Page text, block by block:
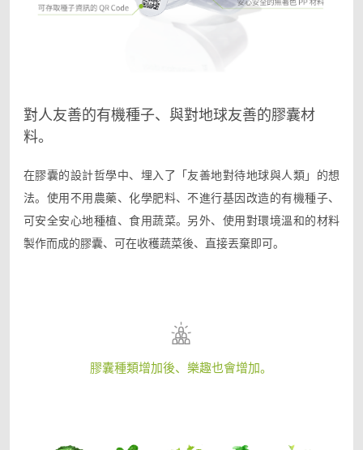
對人友善的有機種子、與對地球友善的膠囊材
料。
在膠囊的設計哲學中、埋入了「友善地對待地球與人類」的想
法。 使用不用農藥、化學肥料、不進行基因改造的有機種子、
可安全安心地種植、食用蔬菜。 另外、使用對環境溫和的材料
製作而成的膠囊、可在收穫蔬菜後、直接丟棄即可。
膠囊種類增加後、樂趣也會增加。